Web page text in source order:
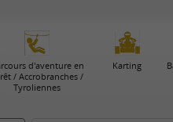
d'aventure en
/ Accrobranches /
Tyroliennes
Karting